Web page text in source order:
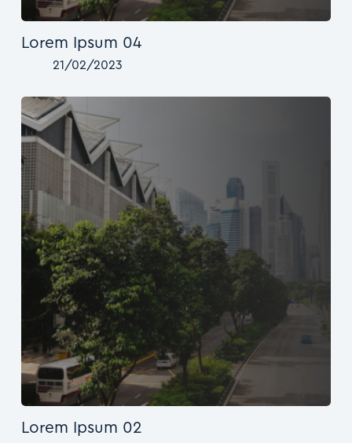
Lorem Ipsum 04
21/02/2023
Lorem Ipsum 02